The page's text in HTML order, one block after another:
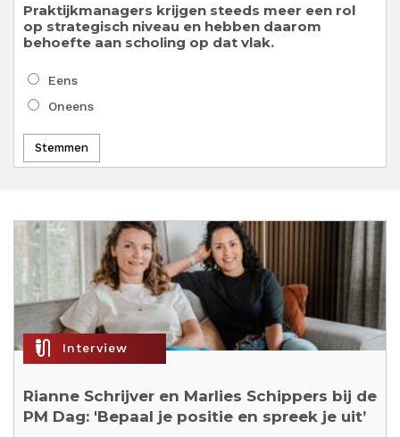
Praktijkmanagers krijgen steeds meer een rol
op strategisch niveau en hebben daarom
behoefte aan scholing op dat vlak.
Keuzen
Eens
Oneens
mic_external_on Interview
Rianne Schrijver en Marlies Schippers bij de
PM Dag: 'Bepaal je positie en spreek je uit’